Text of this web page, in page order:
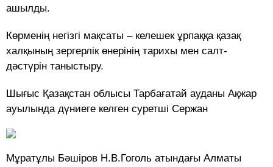
ашылды.
Көрменің негізгі мақсаты – келешек ұрпаққа қазақ
халқының зергерлік өнерінің тарихы мен салт-
дәстүрін таныстыру.
Шығыс Қазақстан облысы Тарбағатай ауданы Ақжар
ауылында дүниеге келген суретші Сержан
Мұратұлы Бәшіров Н.В.Гоголь атындағы Алматы